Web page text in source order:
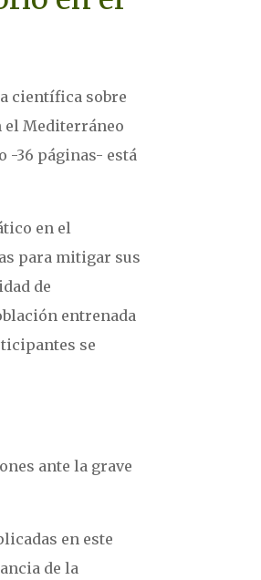
científica sobre
Mediterráneo
-36 páginas- está
en el
para mitigar sus
de
entrenada
se
ante la grave
en este
de la